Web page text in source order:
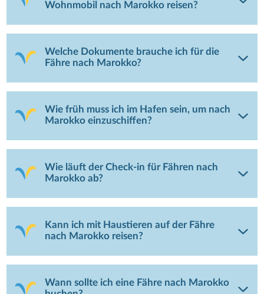
Wohnmobil nach Marokko reisen?
Welche Dokumente brauche ich für die
Fähre nach Marokko?
Wie früh muss ich im Hafen sein, um nach
Marokko einzuschiffen?
Wie läuft der Check-in für Fähren nach
Marokko ab?
Kann ich mit Haustieren auf der Fähre
nach Marokko reisen?
Wann sollte ich eine Fähre nach Marokko